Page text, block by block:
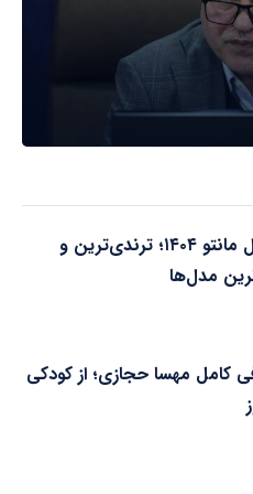
۱۵ مدل مانتو ۱۴۰۴؛ ترندی‌ترین و
مدل‌ها
کامل مهسا حجازی؛ از کودکی